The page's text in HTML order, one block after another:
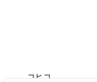
コヒコ